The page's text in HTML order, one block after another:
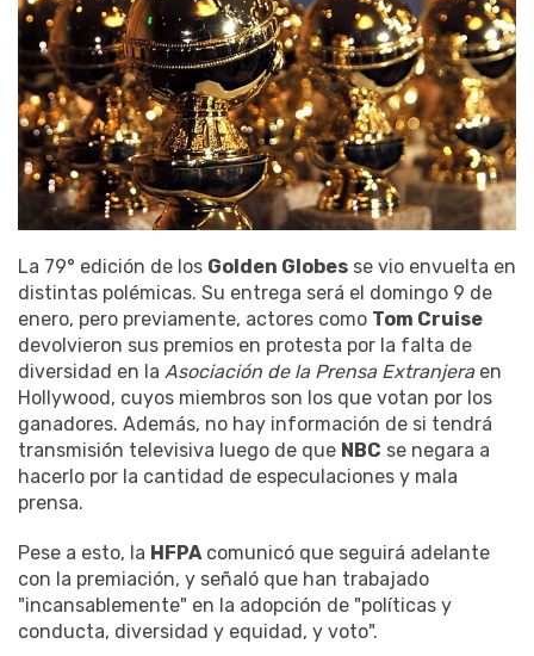
La 79° edición de los Golden Globes se vio envuelta en
distintas polémicas. Su entrega será el domingo 9 de
enero, pero previamente, actores como Tom Cruise
devolvieron sus premios en protesta por la falta de
diversidad en la Asociación de la Prensa Extranjeraen
Hollywood, cuyos miembros son los que votan por los
ganadores. Además, no hay información de si tendrá
transmisión televisiva luego de que NBC se negara a
hacerlo por la cantidad de especulaciones y mala
prensa.
Pese a esto, la HFPA comunicó que seguirá adelante
con la premiación, y señaló que han trabajado
"incansablemente" en la adopción de "políticas y
conducta, diversidad y equidad, y voto".